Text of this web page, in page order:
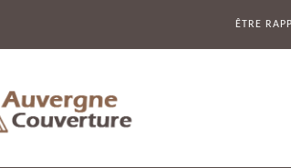
ÊTRE